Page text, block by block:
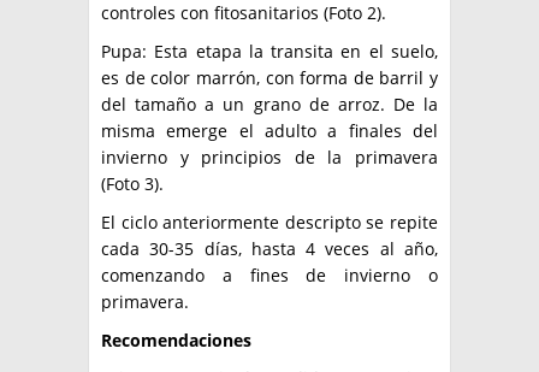
controles con fitosanitarios (Foto 2).
Pupa: Esta etapa la transita en el suelo,
es de color marrón, con forma de barril y
del tamaño a un grano de arroz. De la
misma emerge el adulto a finales del
invierno y principios de la primavera
(Foto 3).
El ciclo anteriormente descripto se repite
cada 30-35 días, hasta 4 veces al año,
comenzando a fines de invierno o
primavera.
Recomendaciones